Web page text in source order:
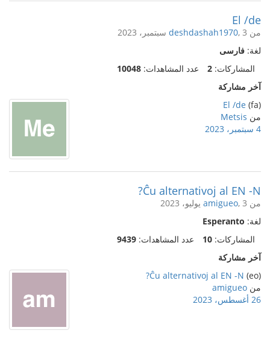
El /de
من deshdashah1970, 3 سبتمبر، 2023
لغة: فارسی
المشاركات: 2 عدد المشاهدات: 10048
آخر مشاركة
(fa)
El /de
من Metsis
4 سبتمبر، 2023
Ĉu alternativoj al EN -N?
من amigueo, 3 يوليو، 2023
لغة: Esperanto
المشاركات: 10 عدد المشاهدات: 9439
آخر مشاركة
(eo)
Ĉu alternativoj al EN -N?
من amigueo
26 أغسطس، 2023